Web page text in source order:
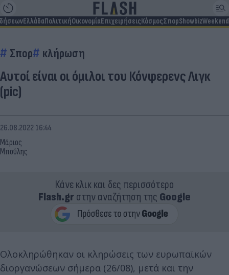
ΕλλάδαΠολιτικήΟικονομίαΕπιχειρήσειςΚόσμοςΣπορShowbizWeekend
Σπορ κλήρωση
Αυτοί είναι οι όμιλοι του Κόνφερενς Λιγκ
(pic)
Μάριος
Μπούλης
26.08.2022 16:44
Κάνε κλικ και δες περισσότερο
Flash.grστην αναζήτηση της Google
Ολοκληρώθηκαν οι κληρώσεις των ευρωπαϊκών
διοργανώσεων σήμερα (26/08), μετά και την